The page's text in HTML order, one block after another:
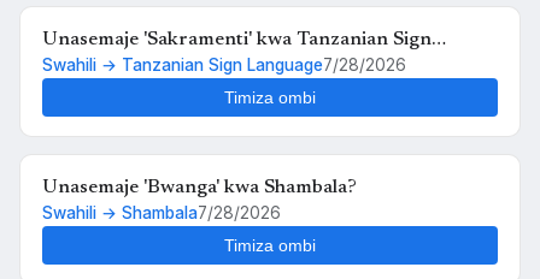
Unasemaje 'Sakramenti' kwa Tanzanian Sign
Language?
Swahili → Tanzanian Sign Language7/28/2026
Timiza ombi
Unasemaje 'Bwanga' kwa Shambala?
Swahili → Shambala7/28/2026
Timiza ombi